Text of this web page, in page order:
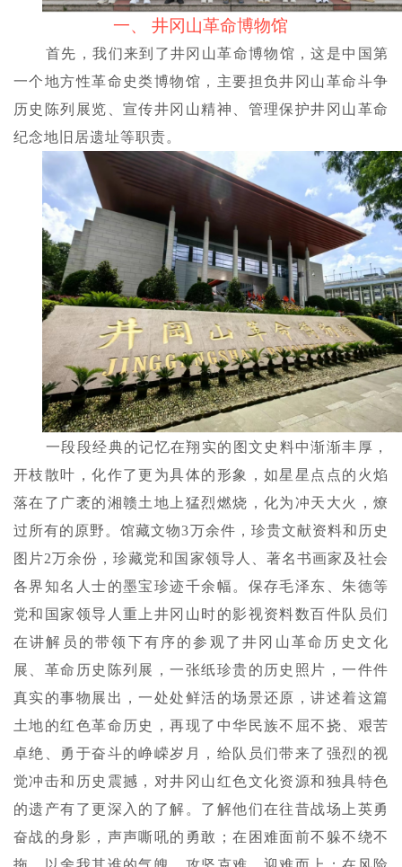
一、 井冈山革命博物馆
首先，我们来到了井冈山革命博物馆，这是中国第
一个地方性革命史类博物馆，主要担负井冈山革命斗争
历史陈列展览、宣传井冈山精神、管理保护井冈山革命
纪念地旧居遗址等职责。
一段段经典的记忆在翔实的图文史料中渐渐丰厚，
开枝散叶，化作了更为具体的形象，如星星点点的火焰
落在了广袤的湘赣土地上猛烈燃烧，化为冲天大火，燎
过所有的原野。馆藏文物3万余件，珍贵文献资料和历史
图片2万余份，珍藏党和国家领导人、著名书画家及社会
各界知名人士的墨宝珍迹千余幅。保存毛泽东、朱德等
党和国家领导人重上井冈山时的影视资料数百件队员们
在讲解员的带领下有序的参观了井冈山革命历史文化
展、革命历史陈列展，一张纸珍贵的历史照片，一件件
真实的事物展出，一处处鲜活的场景还原，讲述着这篇
土地的红色革命历史，再现了中华民族不屈不挠、艰苦
卓绝、勇于奋斗的峥嵘岁月，给队员们带来了强烈的视
觉冲击和历史震撼，对井冈山红色文化资源和独具特色
的遗产有了更深入的了解。了解他们在往昔战场上英勇
奋战的身影，声声嘶吼的勇敢；在困难面前不躲不绕不